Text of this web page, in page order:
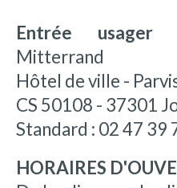
Entrée usager
Mitterrand
Hôtel de ville -
CS 50108 - 37301
Standard : 02 47 39
HORAIRES